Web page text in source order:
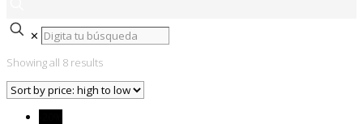
✕
Showing all 8 results